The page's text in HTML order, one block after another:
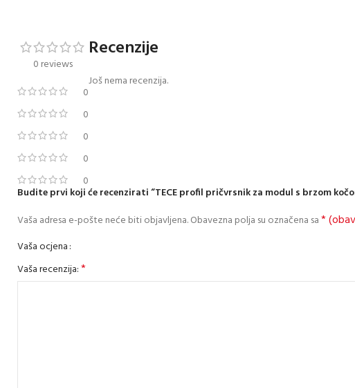
0 reviews
0
0
0
0
0
Recenzije
Još nema recenzija.
Budite prvi koji će recenzirati “TECE profil pričvrsnik za modul s brzom
Vaša adresa e-pošte neće biti objavljena.Obavezna polja su označena sa*
Vaša ocjena
Vaša recenzija:*